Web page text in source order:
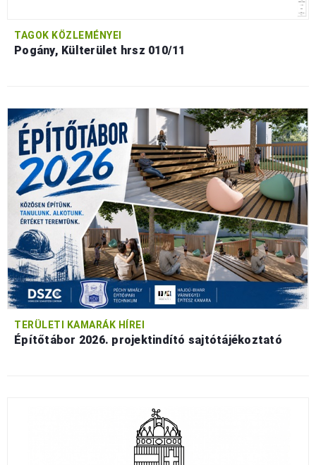
TAGOK KÖZLEMÉNYEI
Pogány, Külterület hrsz 010/11
TERÜLETI KAMARÁK HÍREI
Építőtábor 2026. projektindító sajtótájékoztató